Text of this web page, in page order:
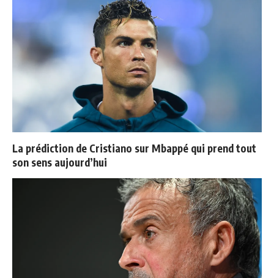
La prédiction de Cristiano sur Mbappé qui prend tout
son sens aujourd’hui